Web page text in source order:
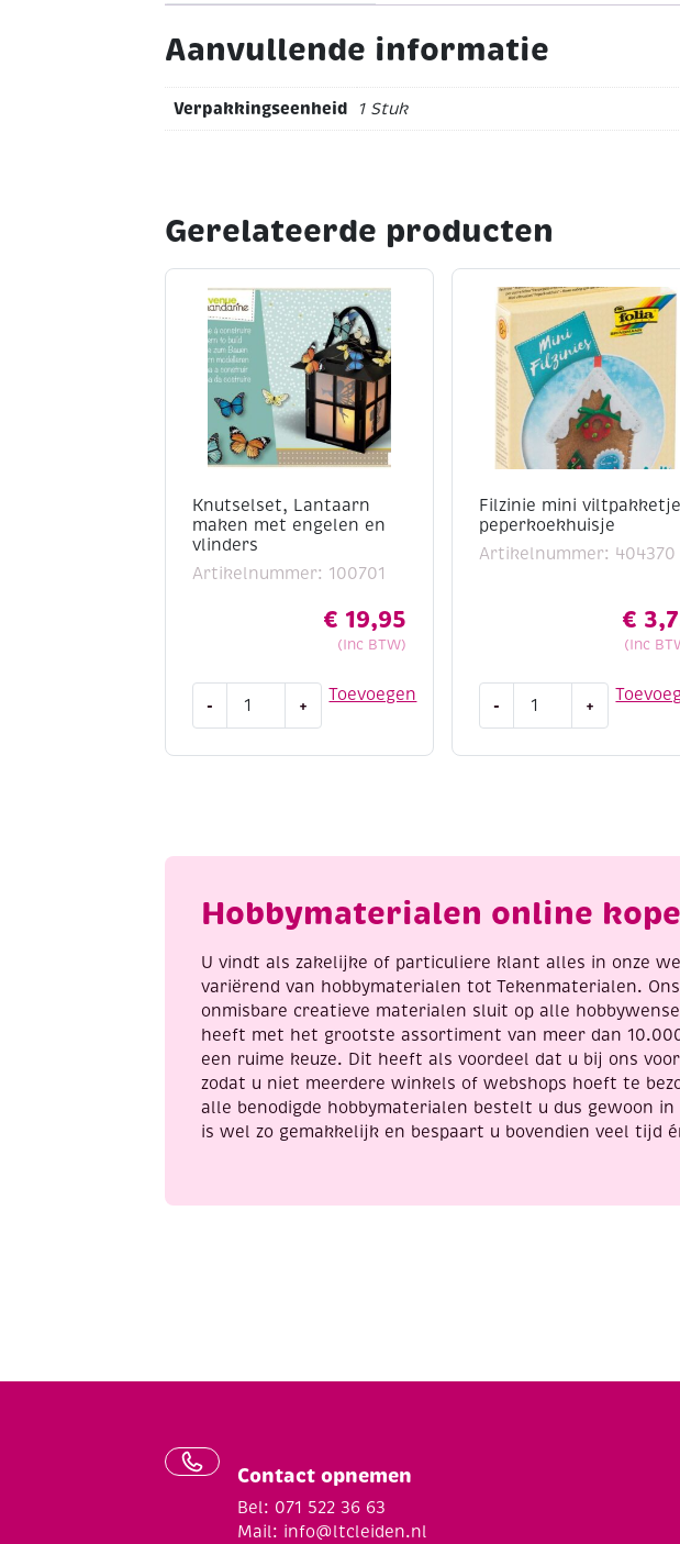
Aanvullende informatie
Verpakkingseenheid 1 Stuk
Gerelateerde producten
Knutselset, Lantaarn
maken met engelen en
vlinders
Artikelnummer: 100701
€ 19,95
(Inc BTW)
Toevoegen
-
Lantaarn
aantal
+
Filzinie mini viltpakketje
peperkoekhuisje
Artikelnummer: 404370
€
(Inc
- +
Hobbymaterialen online
U vindt als zakelijke of particuliere klant alles in onze
variërend van hobbymaterialen tot Tekenmaterialen.
onmisbare creatieve materialen sluit op alle
heeft met het grootste assortiment van meer dan
een ruime keuze. Dit heeft als voordeel dat u bij ons
zodat u niet meerdere winkels of webshops hoeft te
alle benodigde hobbymaterialen bestelt u dus gewoon in
is wel zo gemakkelijk en bespaart u bovendien veel tijd
Contact opnemen
Bel: 071 522 36 63
Mail: info@ltcleiden.nl